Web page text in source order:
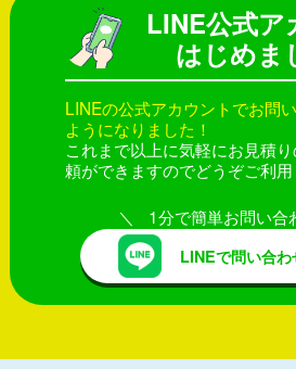
LINE公式ア
はじめま
LINEの公式アカウントでお問
ようになりました！
これまで以上に気軽にお見積
頼ができますのでどうぞご利用
1分で簡単お問い合
LINEで問い合わ